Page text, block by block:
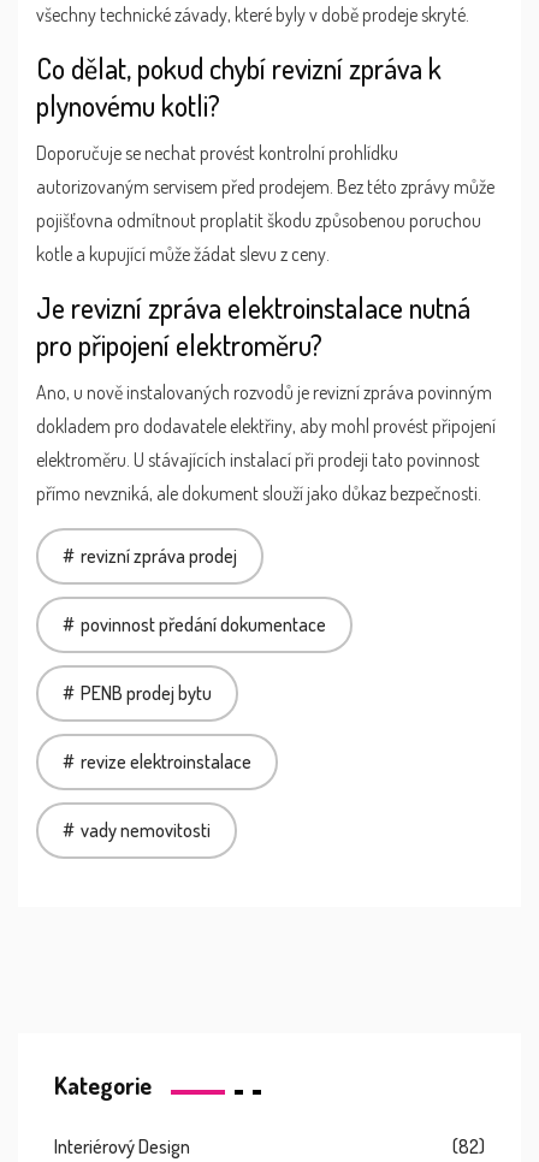
všechny technické závady, které byly v době prodeje skryté.
Co dělat, pokud chybí revizní zpráva k
plynovému kotli?
Doporučuje se nechat provést kontrolní prohlídku
autorizovaným servisem před prodejem. Bez této zprávy může
pojišťovna odmítnout proplatit škodu způsobenou poruchou
kotle a kupující může žádat slevu z ceny.
Je revizní zpráva elektroinstalace nutná
pro připojení elektroměru?
Ano, u nově instalovaných rozvodů je revizní zpráva povinným
dokladem pro dodavatele elektřiny, aby mohl provést připojení
elektroměru. U stávajících instalací při prodeji tato povinnost
přímo nevzniká, ale dokument slouží jako důkaz bezpečnosti.
revizní zpráva prodej
povinnost předání dokumentace
PENB prodej bytu
revize elektroinstalace
vady nemovitosti
Kategorie
Interiérový Design
(82)